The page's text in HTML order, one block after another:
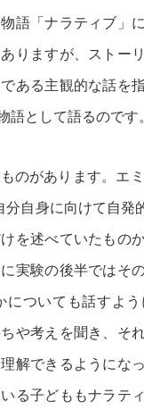
語「ナラティブ」
りますが、ストー
ある主観的な話を
語として語るのです
のがあります。エ
自身に向けて自発
を述べていたもの
実験の後半ではそ
ついても話すよ
や考えを聞き、そ
解できるようにな
る子どももナラテ